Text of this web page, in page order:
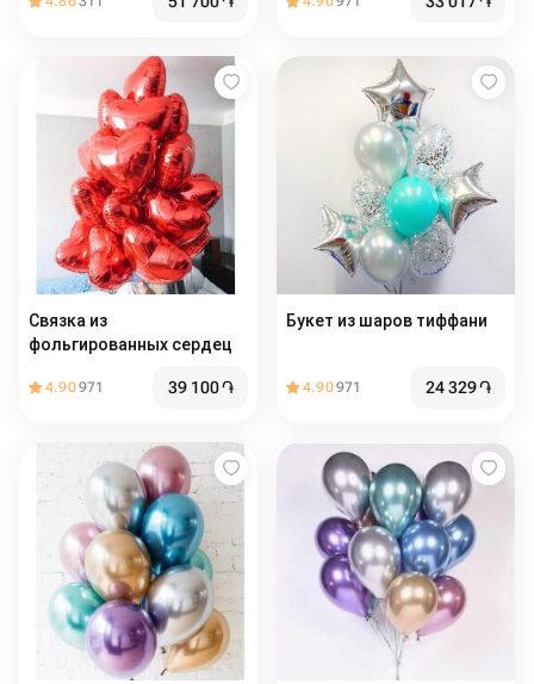
Связка из
фольгированных сердец
4.90971 39 100֏
Букет из шаров тиффани
4.90971 24 329֏